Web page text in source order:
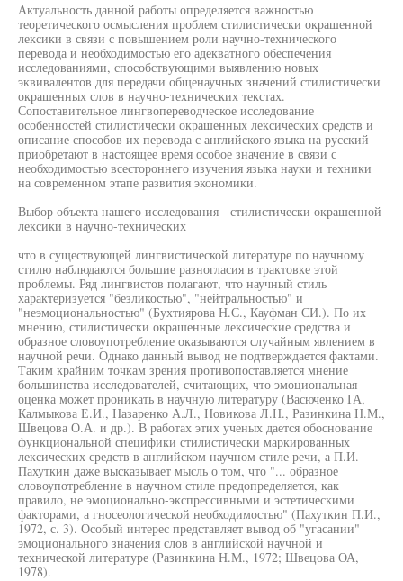
Актуальность данной работы определяется важностью
теоретического осмысления проблем стилистически окрашенной
лексики в связи с повышением роли научно-технического
перевода и необходимостью его адекватного обеспечения
исследованиями, способствующими выявлению новых
эквивалентов для передачи общенаучных значений стилистически
окрашенных слов в научно-технических текстах.
Сопоставительное лингвопереводческое исследование
особенностей стилистически окрашенных лексических средств и
описание способов их перевода с английского языка на русский
приобретают в настоящее время особое значение в связи с
необходимостью всестороннего изучения языка науки и техники
на современном этапе развития экономики.
Выбор объекта нашего исследования - стилистически окрашенной
лексики в научно-технических
что в существующей лингвистической литературе по научному
стилю наблюдаются большие разногласия в трактовке этой
проблемы. Ряд лингвистов полагают, что научный стиль
характеризуется "безликостью", "нейтральностью" и
"неэмоциональностью" (Бухтиярова Н.С., Кауфман СИ.). По их
мнению, стилистически окрашенные лексические средства и
образное словоупотребление оказываются случайным явлением в
научной речи. Однако данный вывод не подтверждается фактами.
Таким крайним точкам зрения противопоставляется мнение
большинства исследователей, считающих, что эмоциональная
оценка может проникать в научную литературу (Васюченко ГА,
Калмыкова Е.И., Назаренко А.Л., Новикова Л.Н., Разинкина Н.М.,
Швецова О.А. и др.). В работах этих ученых дается обоснование
функциональной специфики стилистически маркированных
лексических средств в английском научном стиле речи, а П.И.
Пахуткин даже высказывает мысль о том, что "... образное
словоупотребление в научном стиле предопределяется, как
правило, не эмоционально-экспрессивными и эстетическими
факторами, а гносеологической необходимостью" (Пахуткин П.И.,
1972, с. 3). Особый интерес представляет вывод об "угасании"
эмоционального значения слов в английской научной и
технической литературе (Разинкина Н.М., 1972; Швецова ОА,
1978).